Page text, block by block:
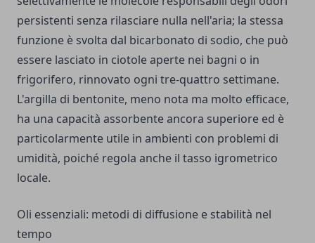
persistenti senza rilasciare nulla nell'aria; la stessa
funzione è svolta dal bicarbonato di sodio, che può
essere lasciato in ciotole aperte nei bagni o in
frigorifero, rinnovato ogni tre-quattro settimane.
L'argilla di bentonite, meno nota ma molto efficace,
ha una capacità assorbente ancora superiore ed è
particolarmente utile in ambienti con problemi di
umidità, poiché regola anche il tasso igrometrico
locale.
Oli essenziali: metodi di diffusione e stabilità nel
tempo